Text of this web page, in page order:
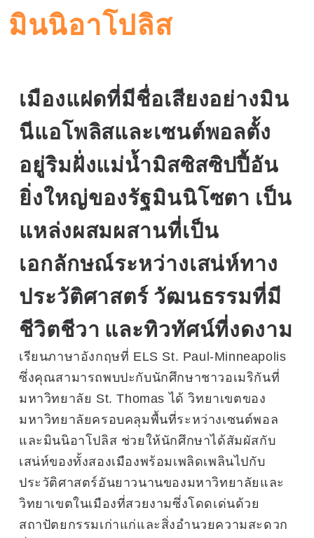
มินนิอาโปลิส
เมืองแฝดที่มีชื่อเสียงอย่างมิน
นีแอโพลิสและเซนต์พอลตั้ง
อยู่ริมฝั่งแม่น้ำมิสซิสซิปปี้อัน
ยิ่งใหญ่ของรัฐมินนิโซตา เป็น
แหล่งผสมผสานที่เป็น
เอกลักษณ์ระหว่างเสน่ห์ทาง
ประวัติศาสตร์ วัฒนธรรมที่มี
ชีวิตชีวา และทิวทัศน์ที่งดงาม
เรียนภาษาอังกฤษที่ ELS St. Paul-Minneapolis
ซึ่งคุณสามารถพบปะกับนักศึกษาชาวอเมริกันที่
มหาวิทยาลัย St. Thomas ได้ วิทยาเขตของ
มหาวิทยาลัยครอบคลุมพื้นที่ระหว่างเซนต์พอล
และมินนิอาโปลิส ช่วยให้นักศึกษาได้สัมผัสกับ
เสน่ห์ของทั้งสองเมืองพร้อมเพลิดเพลินไปกับ
ประวัติศาสตร์อันยาวนานของมหาวิทยาลัยและ
วิทยาเขตในเมืองที่สวยงามซึ่งโดดเด่นด้วย
สถาปัตยกรรมเก่าแก่และสิ่งอำนวยความสะดวก